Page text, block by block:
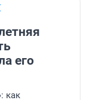
его
как